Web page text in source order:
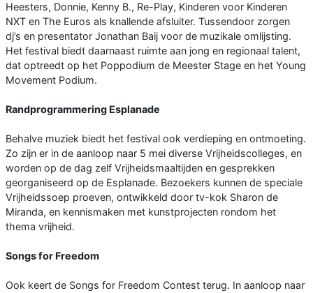
Heesters, Donnie, Kenny B., Re-Play, Kinderen voor Kinderen
NXT en The Euros als knallende afsluiter. Tussendoor zorgen
dj’s en presentator Jonathan Baij voor de muzikale omlijsting.
Het festival biedt daarnaast ruimte aan jong en regionaal talent,
dat optreedt op het Poppodium de Meester Stage en het Young
Movement Podium.
Randprogrammering Esplanade
Behalve muziek biedt het festival ook verdieping en ontmoeting.
Zo zijn er in de aanloop naar 5 mei diverse Vrijheidscolleges, en
worden op de dag zelf Vrijheidsmaaltijden en gesprekken
georganiseerd op de Esplanade. Bezoekers kunnen de speciale
Vrijheidssoep proeven, ontwikkeld door tv-kok Sharon de
Miranda, en kennismaken met kunstprojecten rondom het
thema vrijheid.
Songs for Freedom
Ook keert de Songs for Freedom Contest terug. In aanloop naar